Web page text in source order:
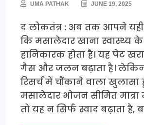
UMA PATHAK JUNE 19, 2025
द लोकतंत्र : अब तक आपने यही
कि मसालेदार खाना स्वास्थ्य
हानिकारक होता है। यह पेट
गैस और जलन बढ़ाता है। लेकिन
रिसर्च में चौंकाने वाला
मसालेदार भोजन सीमित मात्रा
तो यह न सिर्फ स्वाद बढ़ाता है,